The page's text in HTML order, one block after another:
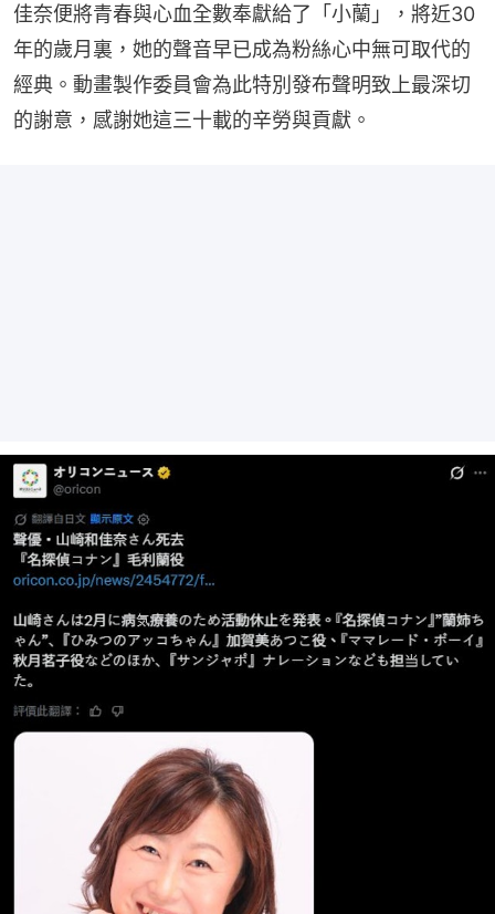
佳奈便將青春與心血全數奉獻給了「小蘭」，將近30
年的歲月裏，她的聲音早已成為粉絲心中無可取代的
經典。動畫製作委員會為此特別發布聲明致上最深切
的謝意，感謝她這三十載的辛勞與貢獻。